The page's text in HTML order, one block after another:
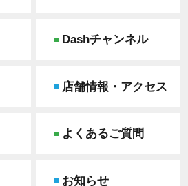
Dashチャンネル
店舗情報・アクセス
よくあるご質問
お知らせ